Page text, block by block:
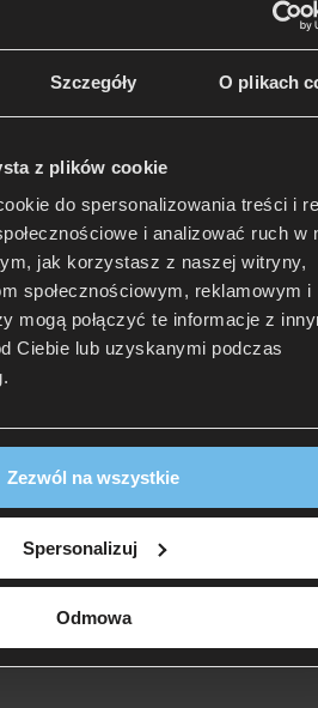
Szczegóły O plikach
z plików cookie
do spersonalizowania treści i
i analizować ruch w
jak korzystasz z naszej witryny,
społecznościowym, reklamowym i
mogą połączyć te informacje z
Ciebie lub uzyskanymi podczas
Zezwól na wszystkie
Spersonalizuj
Odmowa
rabat!